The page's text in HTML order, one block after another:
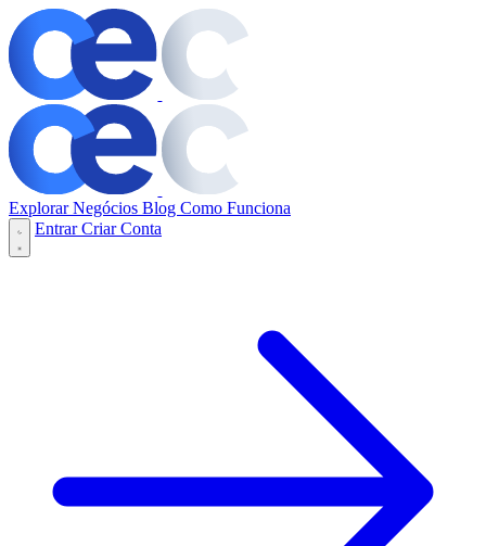
Explorar Negócios Blog Como Funciona
EntrarCriar Conta